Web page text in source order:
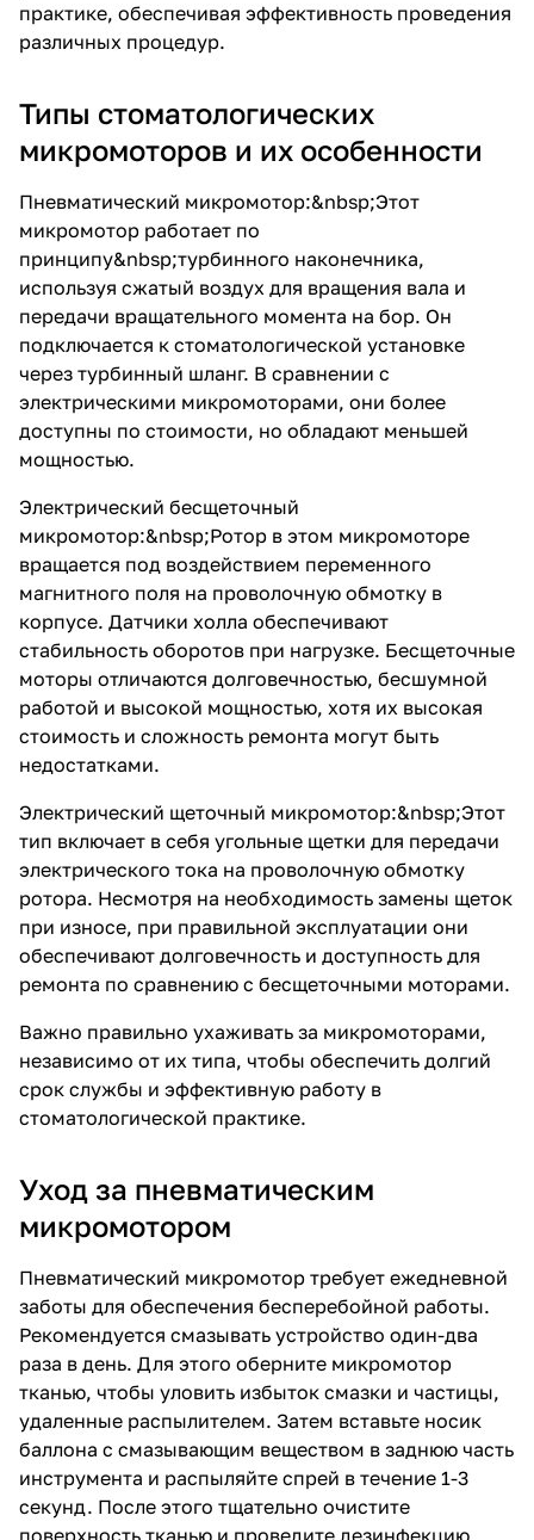
практике, обеспечивая эффективность проведения
различных процедур.
Типы стоматологических
микромоторов и их особенности
Пневматический микромотор:&nbsp;Этот
микромотор работает по
принципу&nbsp;турбинного наконечника,
используя сжатый воздух для вращения вала и
передачи вращательного момента на бор. Он
подключается к стоматологической установке
через турбинный шланг. В сравнении с
электрическими микромоторами, они более
доступны по стоимости, но обладают меньшей
мощностью.
Электрический бесщеточный
микромотор:&nbsp;Ротор в этом микромоторе
вращается под воздействием переменного
магнитного поля на проволочную обмотку в
корпусе. Датчики холла обеспечивают
стабильность оборотов при нагрузке. Бесщеточные
моторы отличаются долговечностью, бесшумной
работой и высокой мощностью, хотя их высокая
стоимость и сложность ремонта могут быть
недостатками.
Электрический щеточный микромотор:&nbsp;Этот
тип включает в себя угольные щетки для передачи
электрического тока на проволочную обмотку
ротора. Несмотря на необходимость замены щеток
при износе, при правильной эксплуатации они
обеспечивают долговечность и доступность для
ремонта по сравнению с бесщеточными моторами.
Важно правильно ухаживать за микромоторами,
независимо от их типа, чтобы обеспечить долгий
срок службы и эффективную работу в
стоматологической практике.
Уход за пневматическим
микромотором
Пневматический микромотор требует ежедневной
заботы для обеспечения бесперебойной работы.
Рекомендуется смазывать устройство один-два
раза в день. Для этого оберните микромотор
тканью, чтобы уловить избыток смазки и частицы,
удаленные распылителем. Затем вставьте носик
баллона с смазывающим веществом в заднюю часть
инструмента и распыляйте спрей в течение 1-3
секунд. После этого тщательно очистите